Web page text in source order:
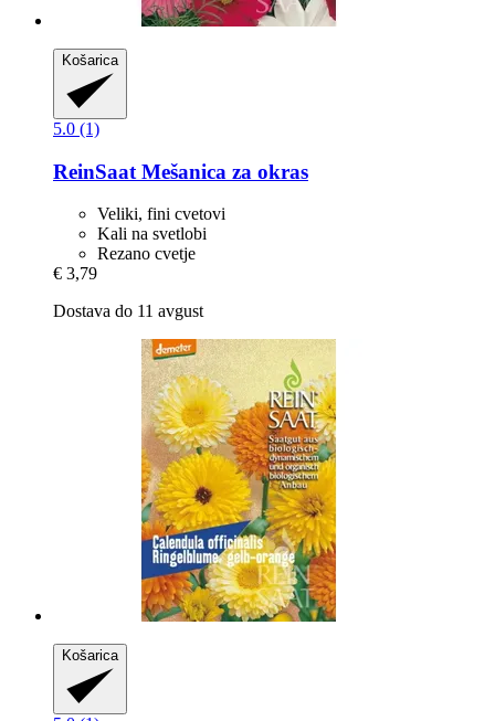
Košarica
5.0 (1)
ReinSaat Mešanica za okras
Veliki, fini cvetovi
Kali na svetlobi
Rezano cvetje
€ 3,79
Dostava do 11 avgust
Košarica